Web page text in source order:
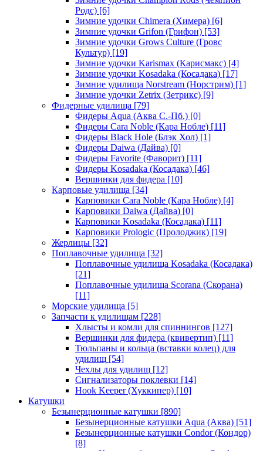
Родс) [6]
Зимние удочки Chimera (Химера) [6]
Зимние удочки Grifon (Грифон) [53]
Зимние удочки Grows Culture (Гровс
Культур) [19]
Зимние удочки Karismax (Карисмакс) [4]
Зимние удочки Kosadaka (Косадака) [17]
Зимние удилища Norstream (Норстрим) [1]
Зимние удочки Zetrix (Зетрикс) [9]
Фидерные удилища [79]
Фидеры Aqua (Аква С.-Пб.) [0]
Фидеры Cara Noble (Кара Нобле) [11]
Фидеры Black Hole (Блэк Хол) [1]
Фидеры Daiwa (Дайва) [0]
Фидеры Favorite (Фаворит) [11]
Фидеры Kosadaka (Косадака) [46]
Вершинки для фидера [10]
Карповые удилища [34]
Карповики Cara Noble (Кара Нобле) [4]
Карповики Daiwa (Дайва) [0]
Карповики Kosadaka (Косадака) [11]
Карповики Prologic (Пролоджик) [19]
Жерлицы [32]
Поплавочные удилища [32]
Поплавочные удилища Kosadaka (Косадака)
[21]
Поплавочные удилища Scorana (Скорана)
[11]
Морские удилища [5]
Запчасти к удилищам [228]
Хлысты и комли для спиннингов [127]
Вершинки для фидера (квивертип) [11]
Тюльпаны и кольца (вставки колец) для
удилищ [54]
Чехлы для удилищ [12]
Сигнализаторы поклевки [14]
Hook Keeper (Хуккипер) [10]
Катушки
Безынерционные катушки [890]
Безынерционные катушки Aqua (Аква) [51]
Безынерционные катушки Condor (Кондор)
[8]